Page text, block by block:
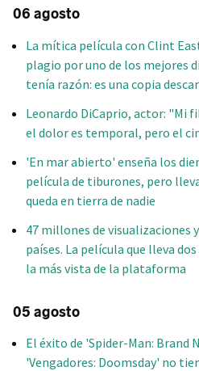
06 agosto
La mítica película con Clint
plagio por uno de los mejores
tenía razón: es una copia
Leonardo DiCaprio, actor: "Mi
el dolor es temporal, pero el
'En mar abierto' enseña los
película de tiburones, pero
queda en tierra de nadie
47 millones de visualizaciones
países. La película que lleva
la más vista de la plataforma
05 agosto
El éxito de 'Spider-Man: Brand
'Vengadores: Doomsday' no